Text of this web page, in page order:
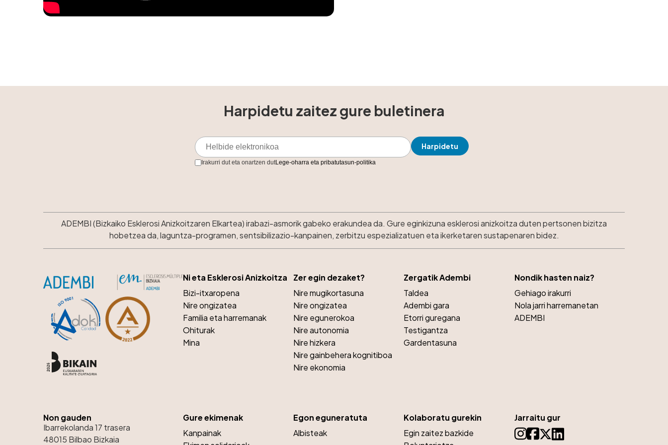
Harpidetu zaitez gure buletinera
Irakurri dut eta onartzen dutLege-oharra eta pribatutasun-politika
ADEMBI (Bizkaiko Esklerosi Anizkoitzaren Elkartea) irabazi-asmorik gabeko erakundea da. Gure eginkizuna esklerosi anizkoitza duten pertsonen bizitza
hobetzea da, laguntza-programen, sentsibilizazio-kanpainen, zerbitzu espezializatuen eta ikerketaren sustapenaren bidez.
Ni eta Esklerosi Anizkoitza
Bizi-itxaropena
Nire ongizatea
Familia eta harremanak
Ohiturak
Mina
Zer egin dezaket?
Nire mugikortasuna
Nire ongizatea
Nire egunerokoa
Nire autonomia
Nire hizkera
Nire gainbehera kognitiboa
Nire ekonomia
Zergatik Adembi
Taldea
Adembi gara
Etorri guregana
Testigantza
Gardentasuna
Nondik hasten naiz?
Gehiago irakurri
Nola jarri harremanetan
ADEMBI
Non gauden
Ibarrekolanda 17 trasera
48015 Bilbao Bizkaia
Gure ekimenak
Kanpainak
Egon eguneratuta
Albisteak
Kolaboratu gurekin
Egin zaitez bazkide
Jarraitu gur